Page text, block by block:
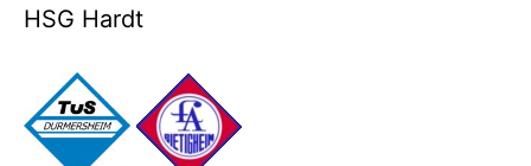
HSG Hardt